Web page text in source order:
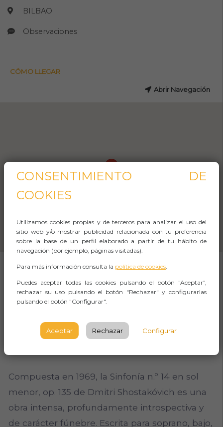
SOBRE EL EVENTO
bajo la tierra seca". Federico García Lorca
Compuesta en 1969, la Sinfonía n.º 14 en sol
menor, op. 135 de Dmitri Shostakóvich es una
obra intensa, profundamente introspectiva y
de carácter fúnebre. Escrita para soprano, bajo,
BILBAO
Observaciones
CÓMO LLEGAR
Abrir Navegación
CONSENTIMIENTO DE
COOKIES
Utilizamos cookies propias y de terceros para analizar el uso del
sitio web y/o mostrar publicidad relacionada con tu preferencia
sobre la base de un perfil elaborado a partir de tu hábito de
navegación (por ejemplo, páginas visitadas).
Para más información consulta la política de cookies.
Puedes aceptar todas las cookies pulsando el botón "Aceptar",
rechazar su uso pulsando el botón "Rechazar" y configurarlas
pulsando el botón "Configurar".
Aceptar Rechazar Configurar